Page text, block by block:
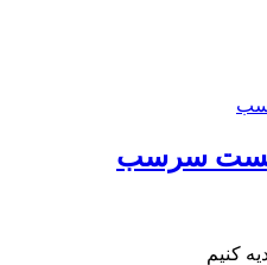
زیست سرسب
کنیم